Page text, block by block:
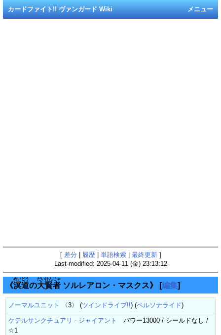
メニュー
カードファイト!! ヴァンガード Wiki
[ 差分 履歴| 単語検索| 最終更新]
Last-modified: 2025-04-11 (金) 23:13:12
《溟
めい
道
どう
の大
だい
賢
けん
者
じゃ
ソルレアロン・マスクス》 [編集]
ノーマルユニット 〈3〉 (ツインドライブ!!) (ペルソナライド)
ケテルサンクチュアリ - ジャイアント
パワー13000 / シールドなし /
☆1